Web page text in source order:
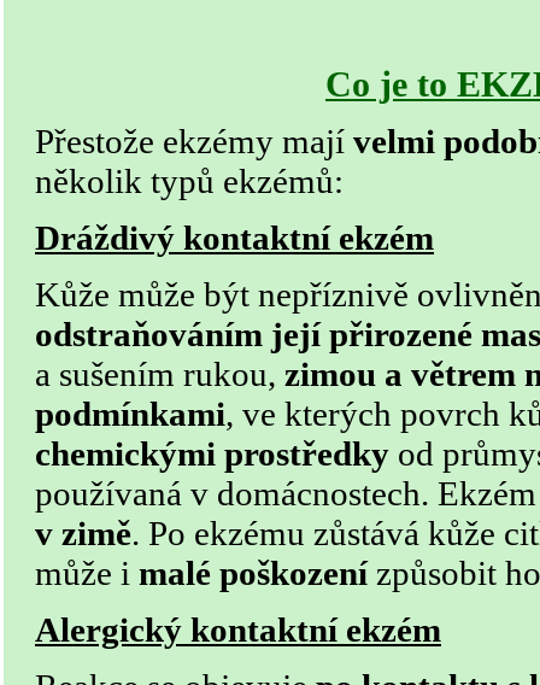
Co je to
Přestože ekzémy mají velmi
několik typů ekzémů:
Dráždivý kontaktní ekzém
Kůže může být nepříznivě
odstraňováním její přirozené
a sušením rukou, zimou a větrem
podmínkami, ve kterých povrch
chemickými prostředky od
používaná v domácnostech.
v zimě. Po ekzému zůstává kůže
může i malé poškozenízpůsobit
Alergický kontaktní ekzém